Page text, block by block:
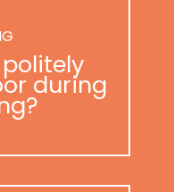
during